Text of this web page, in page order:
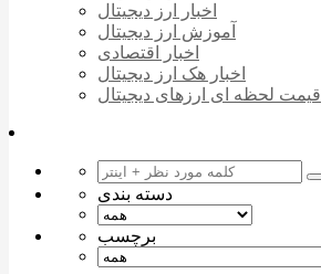
اخبار ارز دیجیتال
آموزش ارز دیجیتال
اخبار اقتصادی
اخبار هک ارز دیجیتال
قیمت لحظه ای ارزهای دیجیتال
دسته بندی
برچسب